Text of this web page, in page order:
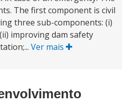
The first component is civil
three sub-components: (i)
improving dam safety
Ver mais